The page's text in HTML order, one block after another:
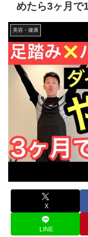
めたら3ヶ月で
美容・健康
X
LINE